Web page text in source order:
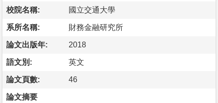
校院名稱: 國立交通大學
系所名稱: 財務金融研究所
論文出版年: 2018
語文別: 英文
論文頁數: 46
論文摘要